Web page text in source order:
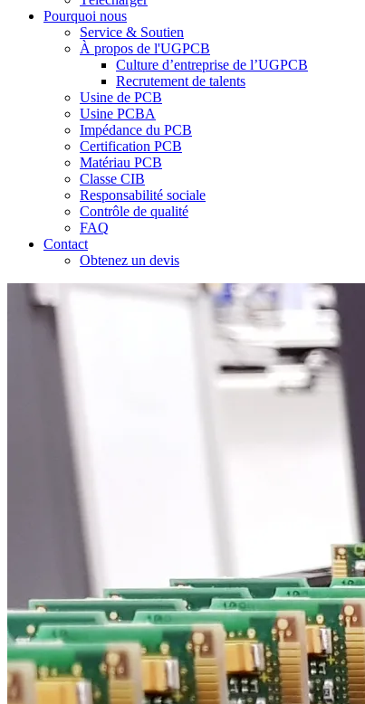
Pourquoi nous
Service & Soutien
À propos de l'UGPCB
Culture d’entreprise de l’UGPCB
Recrutement de talents
Usine de PCB
Usine PCBA
Impédance du PCB
Certification PCB
Matériau PCB
Classe CIB
Responsabilité sociale
Contrôle de qualité
FAQ
Contact
Obtenez un devis